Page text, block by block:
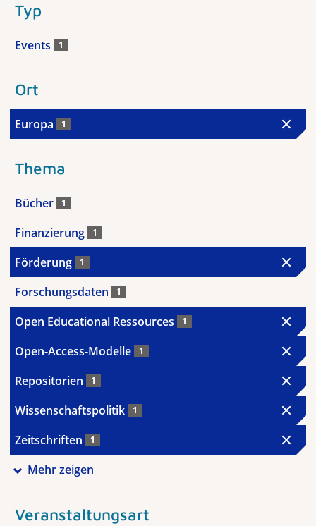
Typ
Events 1
Ort
Europa 1
Thema
Bücher 1
Finanzierung 1
Förderung 1
Forschungsdaten 1
Open Educational Ressources 1
Open-Access-Modelle 1
Repositorien 1
Wissenschaftspolitik 1
Zeitschriften 1
Mehr zeigen
Veranstaltungsart